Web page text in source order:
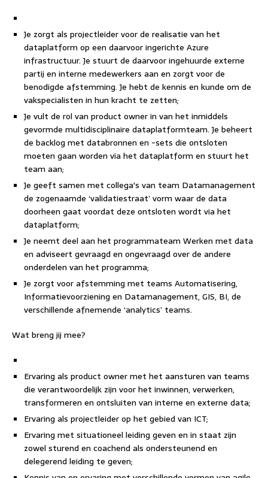
Je zorgt als projectleider voor de realisatie van het
dataplatform op een daarvoor ingerichte Azure
infrastructuur. Je stuurt de daarvoor ingehuurde externe
partij en interne medewerkers aan en zorgt voor de
benodigde afstemming. Je hebt de kennis en kunde om de
vakspecialisten in hun kracht te zetten;
Je vult de rol van product owner in van het inmiddels
gevormde multidisciplinaire dataplatformteam. Je beheert
de backlog met databronnen en -sets die ontsloten
moeten gaan worden via het dataplatform en stuurt het
team aan;
Je geeft samen met collega's van team Datamanagement
de zogenaamde ‘validatiestraat’ vorm waar de data
doorheen gaat voordat deze ontsloten wordt via het
dataplatform;
Je neemt deel aan het programmateam Werken met data
en adviseert gevraagd en ongevraagd over de andere
onderdelen van het programma;
Je zorgt voor afstemming met teams Automatisering,
Informatievoorziening en Datamanagement, GIS, BI, de
verschillende afnemende ‘analytics’ teams.
Wat breng jij mee?
Ervaring als product owner met het aansturen van teams
die verantwoordelijk zijn voor het inwinnen, verwerken,
transformeren en ontsluiten van interne en externe data;
Ervaring als projectleider op het gebied van ICT;
Ervaring met situationeel leiding geven en in staat zijn
zowel sturend en coachend als ondersteunend en
delegerend leiding te geven;